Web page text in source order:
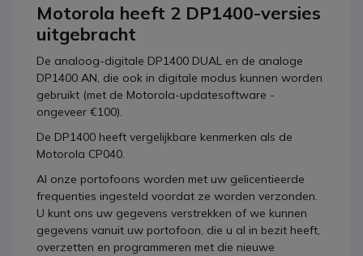
Motorola heeft 2 DP1400-versies
uitgebracht
De analoog-digitale DP1400 DUAL en de analoge
DP1400 AN, die ook in digitale modus kunnen worden
gebruikt (met de Motorola-updatesoftware -
ongeveer €100).
De DP1400 heeft vergelijkbare kenmerken als de
Motorola CP040.
Al onze portofoons worden met uw gelicentieerde
frequenties ingesteld voordat ze worden verzonden.
U kunt ons uw gegevens verstrekken of we kunnen
gegevens vanuit uw portofoon, die u al in bezit heeft,
overzetten en programmeren met die nieuwe